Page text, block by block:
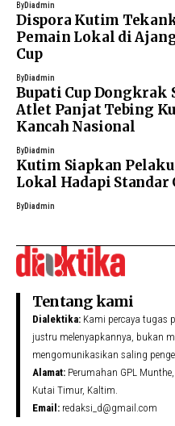
ByDiadmin
Dispora Kutim
Pemain Lokal di
Cup
ByDiadmin
Bupati Cup Dongkrak
Atlet Panjat Tebing
Kancah Nasional
ByDiadmin
Kutim Siapkan Pelaku
Lokal Hadapi Standar
ByDiadmin
Tentang kami
Dialektika: Kami percaya tugas
justru melenyapkannya, bukan
mengomunikasikan saling
Alamat: Perumahan GPL
Kutai Timur, Kaltim.
Email: redaksi_d@gmail.com